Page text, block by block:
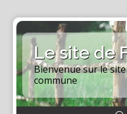
Le site de
Bienvenue sur le
commune